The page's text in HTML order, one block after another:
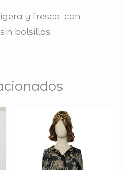
y fresca, con
bolsillos